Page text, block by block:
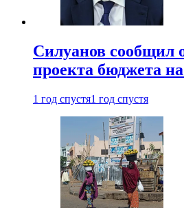
Силуанов сообщил
проекта бюджета
1 год спустя1 год спустя